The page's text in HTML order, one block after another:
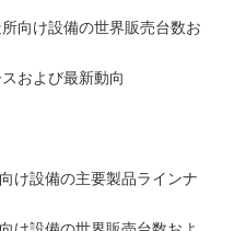
向け設備の世界販売台数お
および最新動向
け設備の主要製品ラインナ